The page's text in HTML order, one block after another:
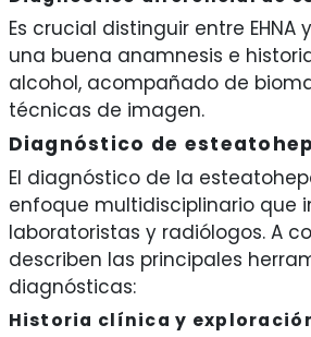
Es crucial distinguir entre EHNA
una buena anamnesis e
alcohol, acompañado de
técnicas de imagen.
Diagnóstico de
El diagnóstico de la
enfoque multidisciplinario que
laboratoristas y radiólogos. A
describen las principales
diagnósticas:
Historia clínica y